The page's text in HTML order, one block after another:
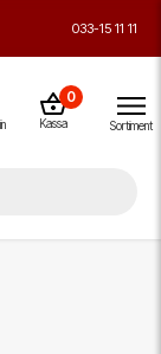
033-15 11 11
0
Kassa Sortiment